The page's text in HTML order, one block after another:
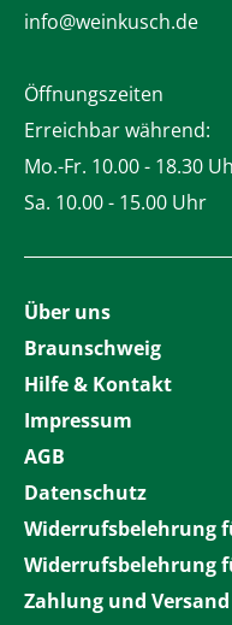
info@weinkusch.de
Öffnungszeiten
Erreichbar während:
Mo.-Fr. 10.00 - 18.30
Sa. 10.00 - 15.00 Uhr
Über uns
Braunschweig
Hilfe & Kontakt
Impressum
AGB
Datenschutz
Widerrufsbelehrung
Widerrufsbelehrung
Zahlung und Versand